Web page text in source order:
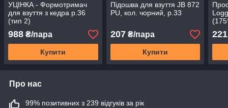
УЦІНКА - Формотримач
для взуття з кедра р.36
(тип 2)
988 ₴/пара
Купити
Підошва для взуття JB 872
PU, кол. чорний, р.33
207₴/пара
Купити
Про нас
99% позитивних з 239 відгуків за рік